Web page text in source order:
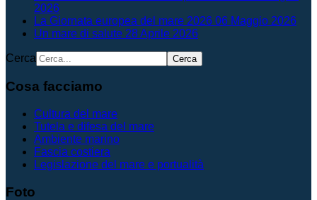
2026
La Giornata europea del mare 2026 06 Maggio 2026
Un mare di salute 28 Aprile 2026
Cerca Cerca
Cosa facciamo
Cultura del mare
Tutela e difesa del mare
Ambiente marino
Fascia costiera
Legislazione del mare e portualità
Foto